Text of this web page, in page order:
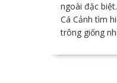
ngoài đặc
Cá Cảnh tìm
trông giống